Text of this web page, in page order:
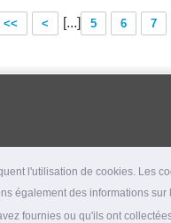
l'utilisation de cookies. Les
également des informations
fournies ou qu'ils ont
<< < [...] 5 6 7